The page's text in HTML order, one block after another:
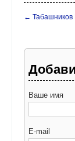
← Табашников
Ваше имя
E-mail